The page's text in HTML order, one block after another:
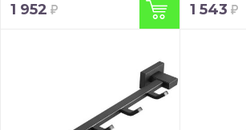
1 952 1 543